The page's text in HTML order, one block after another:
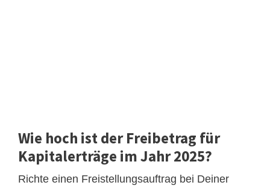
Wie hoch ist der Freibetrag für
Kapitalerträge im Jahr 2025?
Richte einen Freistellungsauftrag bei Deiner